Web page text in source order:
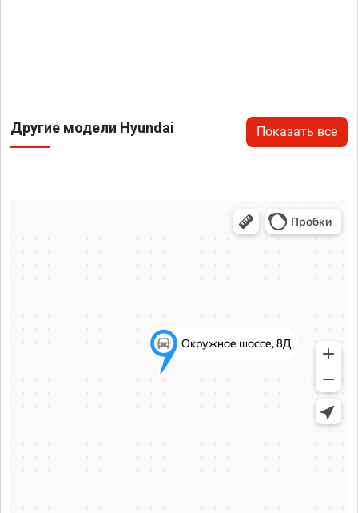
Другие модели Hyundai Показать все